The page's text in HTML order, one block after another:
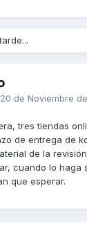
20 de Noviembre
tres tiendas
de entrega de
de la
cuando lo haga
que esperar.